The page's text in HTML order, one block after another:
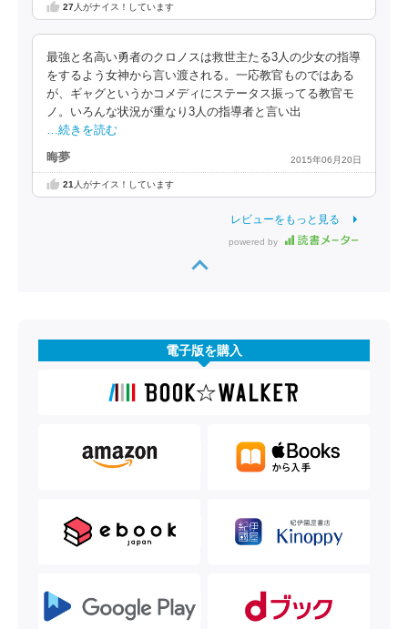
27人がナイス！しています
最強と名高い勇者のクロノスは救世主たる3人の少女の指導
をするよう女神から言い渡される。一応教官ものではある
が、ギャグというかコメディにステータス振ってる教官モ
ノ。いろんな状況が重なり3人の指導者と言い出
…続きを読む
晦夢 2015年06月20日
21 人がナイス！しています
レビューをもっと見る
powered by
電子版を購入